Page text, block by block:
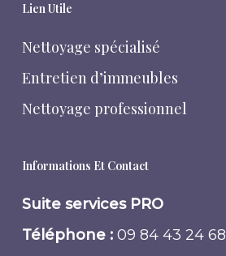
Lien Utile
Nettoyage spécialisé
Entretien d’immeubles
Nettoyage professionnel
Informations Et Contact
Suite services PRO
Téléphone :09 84 43 24 68